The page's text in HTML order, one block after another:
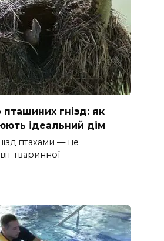
пташиних гнізд: як
ідеальний дім
птахами — це
тваринної